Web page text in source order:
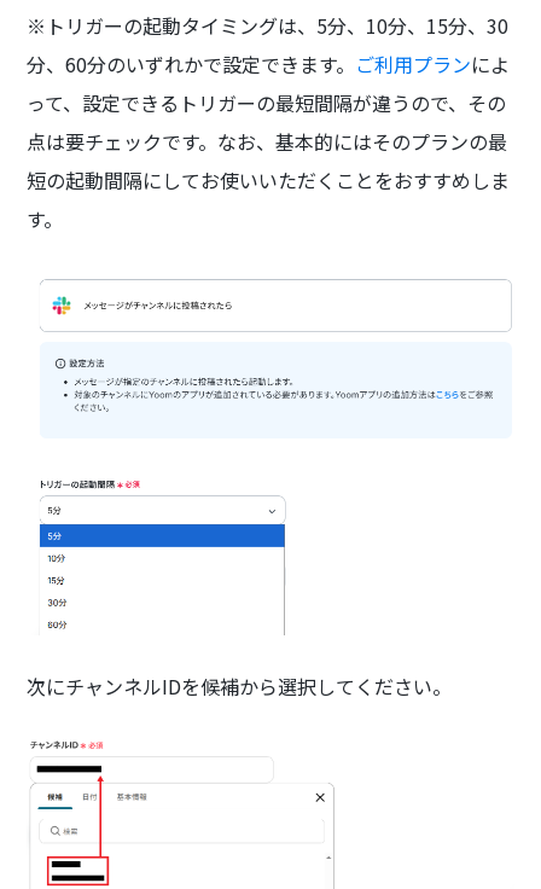
※トリガーの起動タイミングは、5分、10分、15分、30
分、60分のいずれかで設定できます。 ご利用プランによ
って、設定できるトリガーの最短間隔が違うので、その
点は要チェックです。なお、基本的にはそのプランの最
短の起動間隔にしてお使いいただくことをおすすめしま
す。
次にチャンネルIDを候補から選択してください。